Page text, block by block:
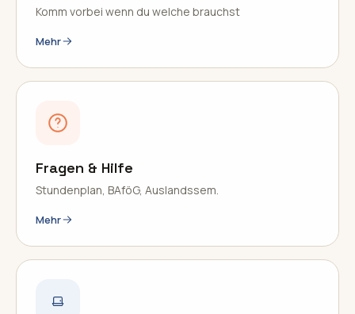
Komm vorbei wenn du welche brauchst
Mehr
Fragen & Hilfe
Stundenplan, BAföG, Auslandssem.
Mehr